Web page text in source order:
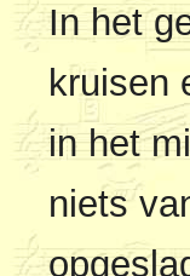
In het
kruisen
in het
niets